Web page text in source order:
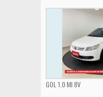
GOL 1.0 MI 8V